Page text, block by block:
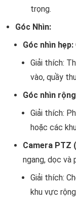
trọng.
Góc Nhìn:
Góc nhìn hẹp:
Giải thích:
vào, quầy
Góc nhìn
Giải thích:
hoặc các
Camera PTZ
ngang, dọc và
Giải thích:
khu vực